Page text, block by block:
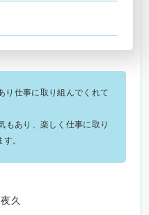
久
り仕事に取り組んでくれて
もあり、楽しく仕事に取り
。